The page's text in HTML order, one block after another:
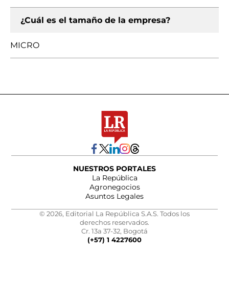
¿Cuál es el tamaño de la empresa?
MICRO
NUESTROS PORTALES
La República
Agronegocios
Asuntos Legales
© 2026, Editorial La República S.A.S. Todos los
derechos reservados.
Cr. 13a 37-32, Bogotá
(+57) 1 4227600